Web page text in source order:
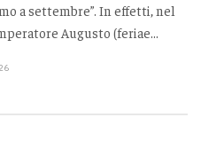
a settembre”. In effetti, nel
Augusto (feriae...